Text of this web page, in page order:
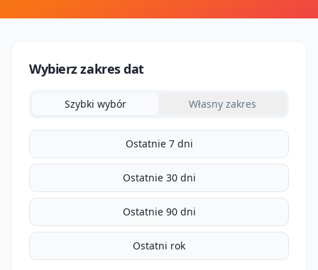
Wybierz zakres dat
Szybki wybór Własny zakres
Ostatnie 7 dni
Ostatnie 30 dni
Ostatnie 90 dni
Ostatni rok